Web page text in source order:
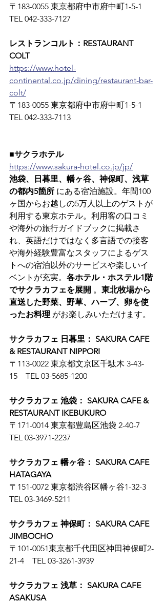
〒183-0055 東京都府中市府中町1-5-1
TEL 042-333-7127
レストランコルト：RESTAURANT
COLT
https://www.hotel-
continental.co.jp/dining/restaurant-bar-
colt/
〒183-0055 東京都府中市府中町1-5-1
TEL 042-333-7113
■サクラホテル
https://www.sakura-hotel.co.jp/jp/
池袋、日暮里、幡ヶ谷、神保町、浅草
の都内5箇所 にある宿泊施設。年間100
ヶ国からお越しの5万人以上のゲストが
利用する東京ホテル。利用客の口コミ
や海外の旅行ガイドブックに掲載さ
れ、英語だけではなく多言語での接客
や海外経験豊富なスタッフによるゲス
トへの宿泊以外のサービスや楽しいイ
ベントが充実。 各ホテル・ホステル1階
でサクラカフェを展開 。 東北牧場から
直送した野菜、野草、ハーブ、卵を使
ったお料理 がお楽しみいただけます。
サクラカフェ 日暮里： SAKURA CAFE
& RESTAURANT NIPPORI
〒113-0022 東京都文京区千駄木 3-43-
15　TEL 03-5685-1200
サクラカフェ 池袋： SAKURA CAFE &
RESTAURANT IKEBUKURO
〒171-0014 東京都豊島区池袋 2-40-7
TEL 03-3971-2237
サクラカフェ 幡ヶ谷： SAKURA CAFE
HATAGAYA
〒151-0072 東京都渋谷区幡ヶ谷1-32-3
TEL 03-3469-5211
サクラカフェ 神保町： SAKURA CAFE
JIMBOCHO
〒101-0051東京都千代田区神田神保町2-
21-4　TEL 03-3261-3939
サクラカフェ 浅草： SAKURA CAFE
ASAKUSA